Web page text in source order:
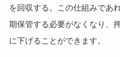
を回収する。この仕組みであ
期保管する必要がなくなり、
に下げることができます。